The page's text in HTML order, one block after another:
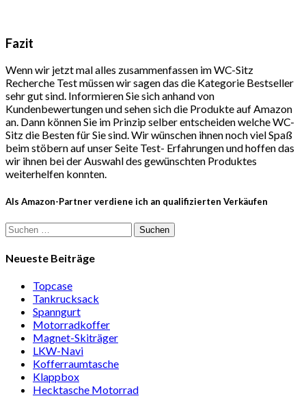
Fazit
Wenn wir jetzt mal alles zusammenfassen im WC-Sitz
Recherche Test müssen wir sagen das die Kategorie Bestseller
sehr gut sind. Informieren Sie sich anhand von
Kundenbewertungen und sehen sich die Produkte auf Amazon
an. Dann können Sie im Prinzip selber entscheiden welche WC-
Sitz die Besten für Sie sind. Wir wünschen ihnen noch viel Spaß
beim stöbern auf unser Seite Test- Erfahrungen und hoffen das
wir ihnen bei der Auswahl des gewünschten Produktes
weiterhelfen konnten.
Als Amazon-Partner verdiene ich an qualifizierten Verkäufen
Suchen
nach:
Neueste Beiträge
Topcase
Tan­kruck­sack
Spann­gurt
Motor­rad­koffer
Magnet-Ski­träger
LKW-Navi
Kof­fer­raum­ta­sche
Klappbox
Heck­ta­sche Motorrad